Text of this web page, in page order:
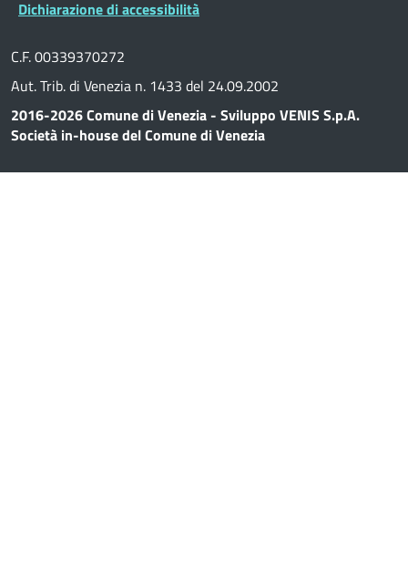
Dichiarazione di accessibilità
C.F. 00339370272
Aut. Trib. di Venezia n. 1433 del 24.09.2002
2016-2026 Comune di Venezia - Sviluppo VENIS S.p.A.
Società in-house del Comune di Venezia